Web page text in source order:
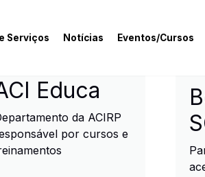
Serviços Notícias Eventos/Cursos
e
Educa
da ACIRP
por cursos e